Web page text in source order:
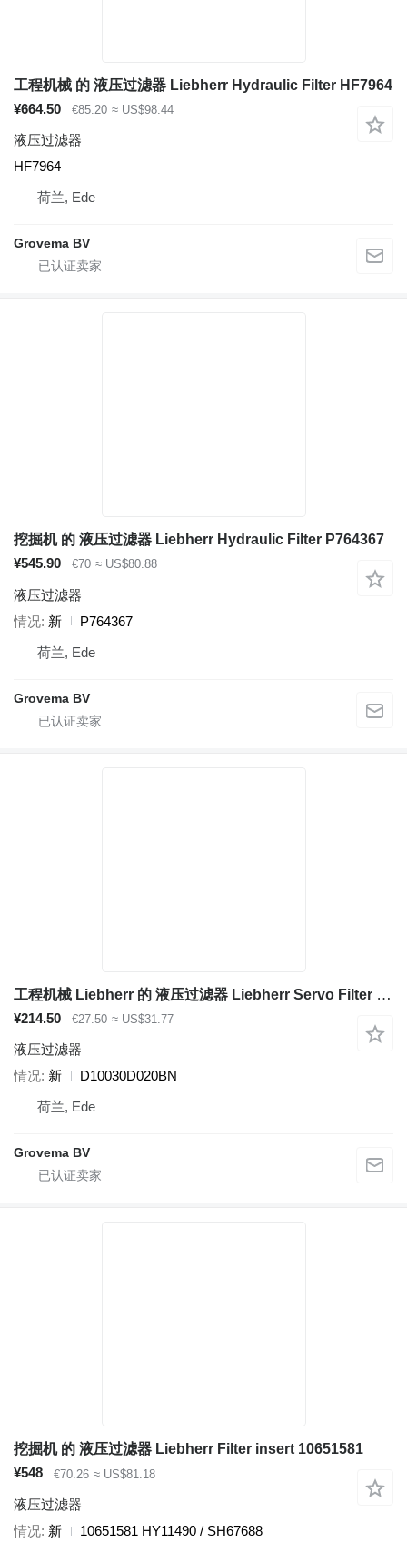
工程机械 的 液压过滤器 Liebherr Hydraulic Filter HF7964
¥664.50
€85.20 ≈ US$98.44
液压过滤器
HF7964
荷兰, Ede
Grovema BV
挖掘机 的 液压过滤器 Liebherr Hydraulic Filter P764367
¥545.90
€70 ≈ US$80.88
液压过滤器
情况 新
P764367
荷兰, Ede
Grovema BV
工程机械 Liebherr 的 液压过滤器 Liebherr Servo Filter D10030D020BN
¥214.50 €27.50 ≈ US$31.77
液压过滤器
情况 新
D10030D020BN
荷兰, Ede
Grovema BV
挖掘机 的 液压过滤器 Liebherr Filter insert 10651581
¥548
€70.26 ≈ US$81.18
液压过滤器
情况 新
10651581 HY11490 / SH67688